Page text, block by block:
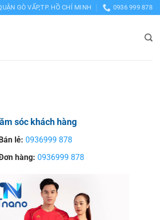
GÒ VẤP,TP. HỒ CHÍ MINH 0936 999 878
sóc khách hàng
Bán lẻ: 0936999 878
hàng: 0936999 878